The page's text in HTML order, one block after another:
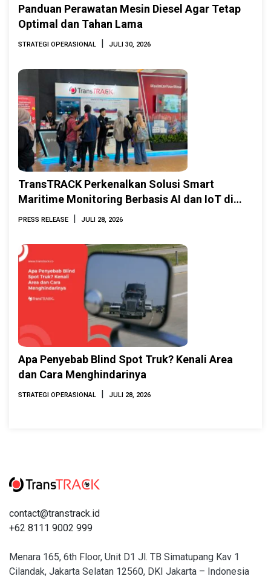
Panduan Perawatan Mesin Diesel Agar Tetap
Optimal dan Tahan Lama
STRATEGI OPERASIONAL | JULI 30, 2026
TransTRACK Perkenalkan Solusi Smart
Maritime Monitoring Berbasis AI dan IoT di
INAMARINE 2026
PRESS RELEASE | JULI 28, 2026
Apa Penyebab Blind Spot Truk? Kenali Area
dan Cara Menghindarinya
STRATEGI OPERASIONAL | JULI 28, 2026
contact@transtrack.id
+62 8111 9002 999
Menara 165, 6th Floor, Unit D1 Jl. TB Simatupang Kav 1
Cilandak, Jakarta Selatan 12560, DKI Jakarta – Indonesia